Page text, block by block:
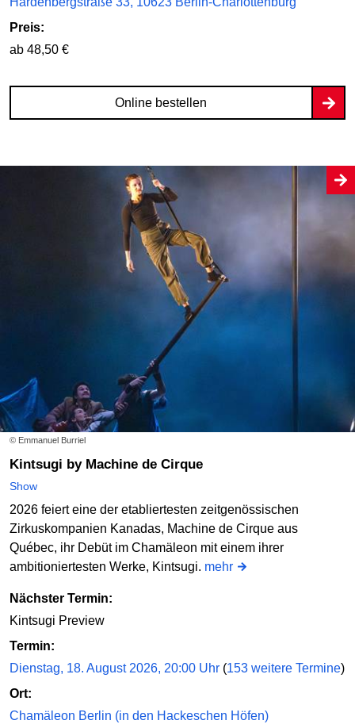
Preis:
ab 48,50 €
Online bestellen
© Emmanuel Burriel
Kintsugi by Machine de Cirque
Show
2026 feiert eine der etabliertesten zeitgenössischen
Zirkuskompanien Kanadas, Machine de Cirque aus
Québec, ihr Debüt im Chamäleon mit einem ihrer
ambitioniertesten Werke, Kintsugi. mehr
Nächster Termin:
Kintsugi Preview
Termin:
Dienstag, 18. August 2026, 20:00 Uhr (153 weitere Termine)
Ort:
Chamäleon Berlin (in den Hackeschen Höfen)